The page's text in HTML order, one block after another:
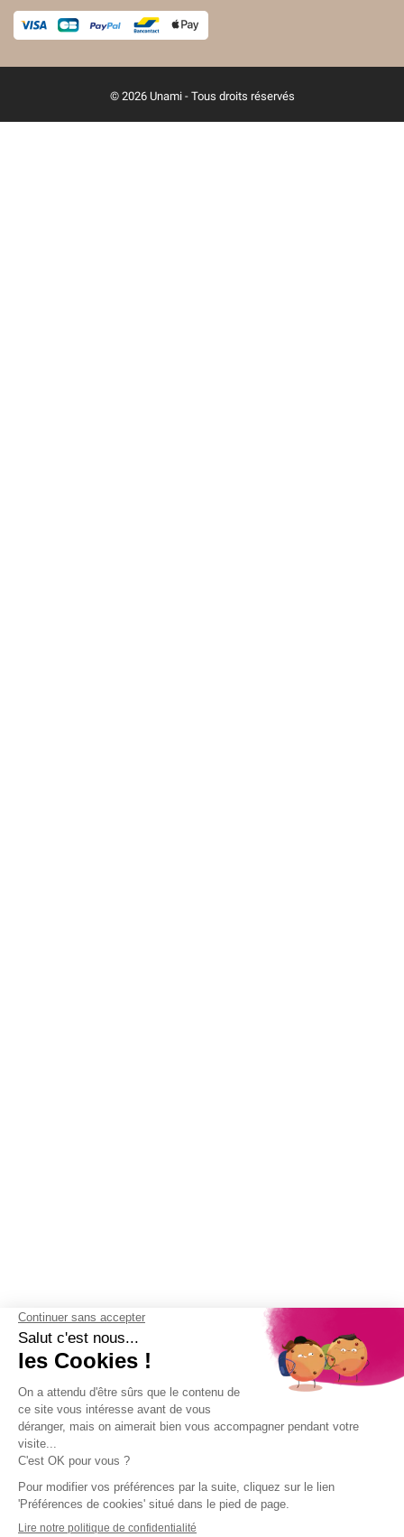
© 2026 Unami - Tous droits réservés